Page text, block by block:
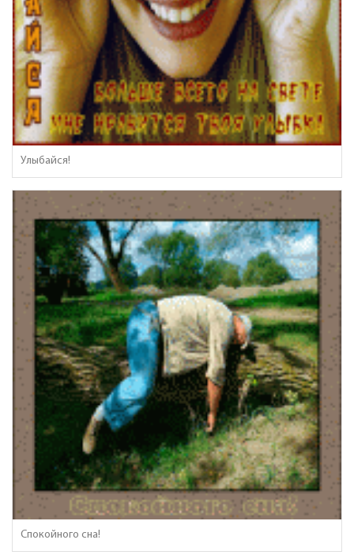
Улыбайся!
Спокойного сна!